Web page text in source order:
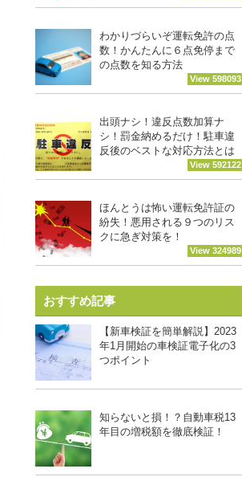
わかりづらいぞ運転免許の点
数！かんたんに６点免停まで
の点数を知る方法
View 598093
出頭ナシ！違反点数加算ナ
シ！罰金納めるだけ！駐車違
反後のベストな対応方法とは
View 592122
ほんとうは怖い運転免許証の
紛失！悪用される９つのリス
クに急ぎ対策を！
View 324989
おすすめ記事
【新車検証を簡単解説】2023
年1月開始の車検証電子化の3
つポイント
知らないと損！？自動車税13
年目の増税額を徹底検証！